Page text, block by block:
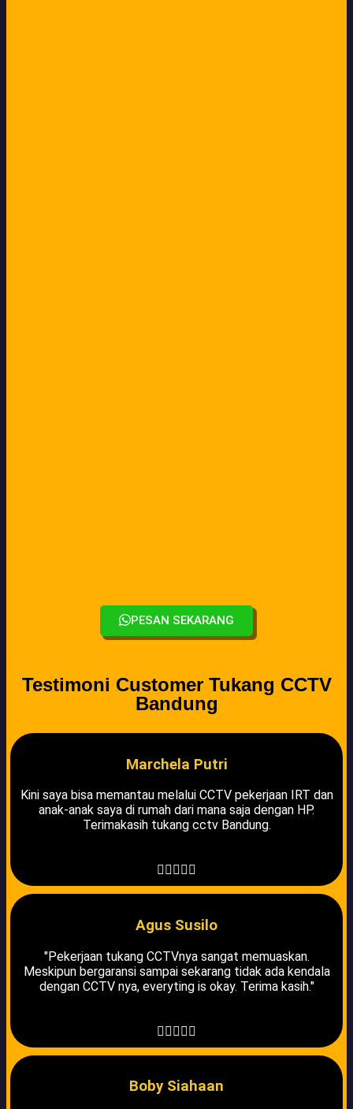
PESAN SEKARANG
Testimoni Customer Tukang CCTV
Bandung
Marchela Putri
Kini saya bisa memantau melalui CCTV pekerjaan IRT dan
anak-anak saya di rumah dari mana saja dengan HP.
Terimakasih tukang cctv Bandung.
    
Agus Susilo
"Pekerjaan tukang CCTVnya sangat memuaskan.
Meskipun bergaransi sampai sekarang tidak ada kendala
dengan CCTV nya, everyting is okay. Terima kasih."
    
Boby Siahaan